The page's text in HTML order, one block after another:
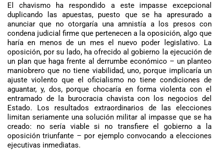
El chavismo ha respondido a este impasse excepcional
duplicando las apuestas, puesto que se ha apresurado a
anunciar que no otorgaría una amnistía a los presos con
condena judicial firme que pertenecen a la oposición, algo que
haría en menos de un mes el nuevo poder legislativo. La
oposición, por su lado, ha ofrecido al gobierno la ejecución de
un plan que haga frente al derrumbe económico – un planteo
maniobrero que no tiene viabilidad, uno, porque implicaría un
ajuste violento que el oficialismo no tiene condiciones de
aguantar, y, dos, porque chocaría en forma violenta con el
entramado de la burocracia chavista con los negocios del
Estado. Los resultados extraordinarios de las elecciones
limitan seriamente una solución militar al impasse que se ha
creado: no sería viable si no transfiere el gobierno a la
oposición triunfante – por ejemplo convocando a elecciones
ejecutivas inmediatas.